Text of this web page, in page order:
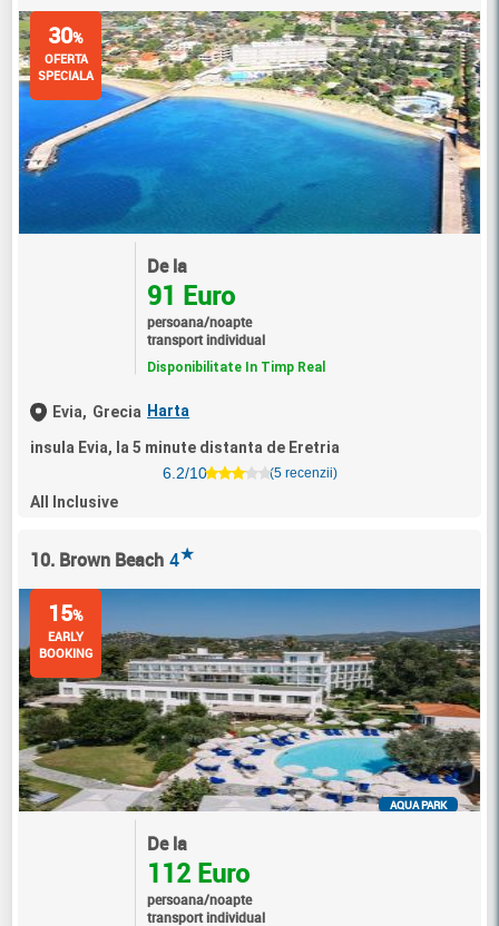
30%
OFERTA
SPECIALA
De la
91 Euro
persoana/noapte
transport individual
Disponibilitate In Timp Real
Evia, Grecia Harta
insula Evia, la 5 minute distanta de Eretria
6.2/10
(5 recenzii)
All Inclusive
10. Brown Beach 4★
15%
EARLY
BOOKING
AQUA PARK
De la
112 Euro
persoana/noapte
transport individual